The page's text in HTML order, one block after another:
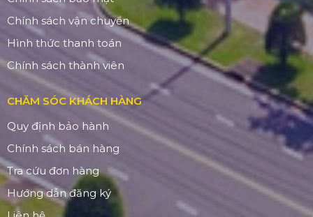
Chính sách vận chuyển
Hình thức thanh toán
Chính sách thành viên
CHĂM SÓC KHÁCH HÀNG
Quy định bảo hành
Chính sách bán hàng
Tra cứu đơn hàng
Hướng dẫn đăng ký